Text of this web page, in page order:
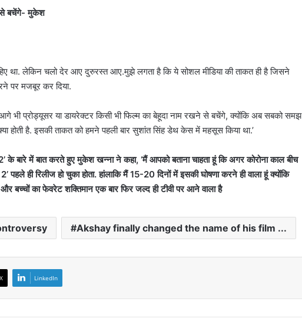
से बचेंगे- मुकेश
था. लेकिन चलो देर आए दुरुरस्त आए.मुझे लगता है कि ये सोशल मीडिया की ताकत ही है जिसने
पर मजबूर कर दिया.
भी प्रोड्यूसर या डायरेक्टर किसी भी फिल्म का बेहूदा नाम रखने से बचेंगे, क्योंकि अब सबको समझ
होती है. इसकी ताकत को हमने पहली बार सुशांत सिंह डेथ केस में महसूस किया था.’
के बारे में बात करते हुए मुकेश खन्ना ने कहा, ‘मैं आपको बताना चाहता हूं कि अगर कोरोना काल बीच
पहले ही रिलीज हो चुका होता. हांलाकि मैं 15-20 दिनों में इसकी घोषणा करने ही वाला हूं क्योंकि
बच्चों का फेवरेट शक्तिमान एक बार फिर जल्द ही टीवी पर आने वाला है
Akshay finally changed the name of his film ...
X LinkedIn